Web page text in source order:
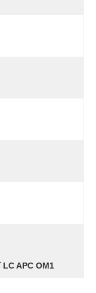
كابل التصحيح LC APC OM1